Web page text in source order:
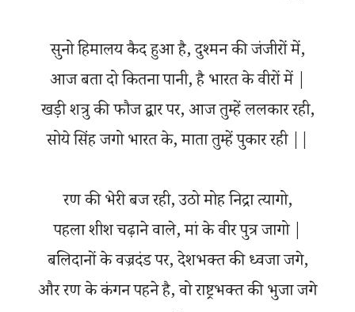
सुनो हिमालय कैद हुआ है, दुश्मन की जंजीरों में,
आज बता दो कितना पानी, है भारत के वीरों में |
खड़ी शत्रु की फौज द्वार पर, आज तुम्हें ललकार रही,
सोये सिंह जगो भारत के, माता तुम्हें पुकार रही ||
रण की भेरी बज रही, उठो मोह निद्रा त्यागो,
पहला शीश चढ़ाने वाले, मां के वीर पुत्र जागो |
बलिदानों के वज्रदंड पर, देशभक्त की ध्वजा जगे,
और रण के कंगन पहने है, वो राष्ट्रभक्त की भुजा जगे